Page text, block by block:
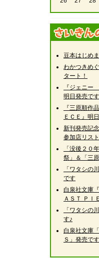
豆本はじめ
わかつきめ
タート！
『ジェニー
明日発売です
『三原順作
ＥＣＥ』明
新刊発売記
参加店リス
「没後２０
祭」＆「三
「ワタシの
です
白泉社文庫
ＡＳＴ ＰＩ
「ワタシの
す♪
白泉社文庫
Ｓ」発売です